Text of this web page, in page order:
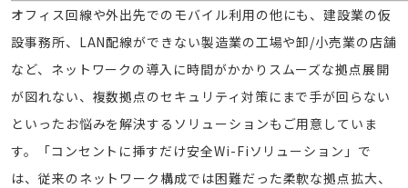
オフィス回線や外出先でのモバイル利用の他にも、建設業の仮
設事務所、LAN配線ができない製造業の工場や卸/小売業の店舗
など、ネットワークの導入に時間がかかりスムーズな拠点展開
が図れない、複数拠点のセキュリティ対策にまで手が回らない
といったお悩みを解決するソリューションもご用意していま
す。「コンセントに挿すだけ安全Wi-Fiソリューション」で
は、従来のネットワーク構成では困難だった柔軟な拠点拡大、